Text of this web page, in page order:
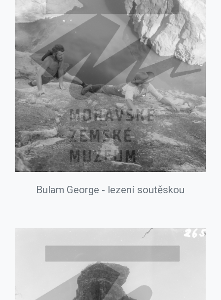
Bulam George - lezení soutěskou